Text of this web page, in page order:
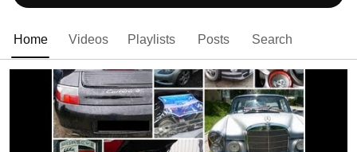
Home Videos Playlists Posts Search